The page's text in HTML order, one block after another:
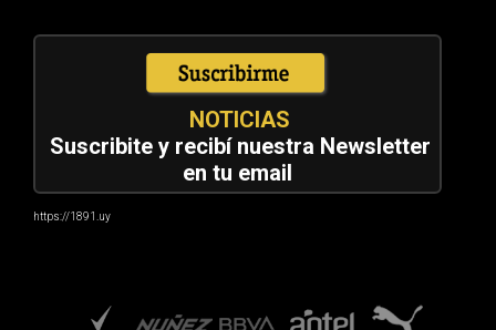
NOTICIAS
Suscribite y recibí nuestra Newsletter
en tu email
https://1891.uy